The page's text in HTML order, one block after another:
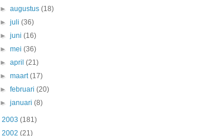
►augustus(18)
►juli(36)
►juni(16)
►mei(36)
►april(21)
►maart(17)
►februari(20)
►januari(8)
2003 (181)
2002 (21)